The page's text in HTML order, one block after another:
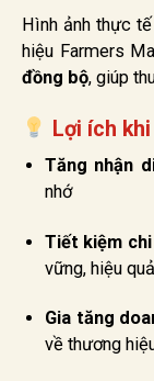
Hình ảnh thực
hiệu Farmers
đồng bộ, giúp
Lợi ích
Tăng nhận
nhớ
Tiết kiệm
vững, hiệu
Gia tăng
về thương